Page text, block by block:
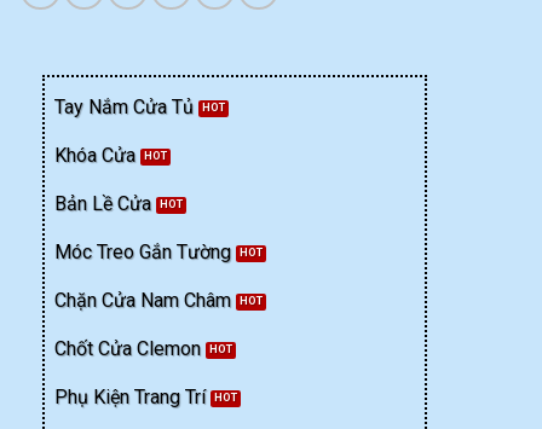
Tay Nắm Cửa Tủ
Khóa Cửa
Bản Lề Cửa
Móc Treo Gắn Tường
Chặn Cửa Nam Châm
Chốt Cửa Clemon
Phụ Kiện Trang Trí